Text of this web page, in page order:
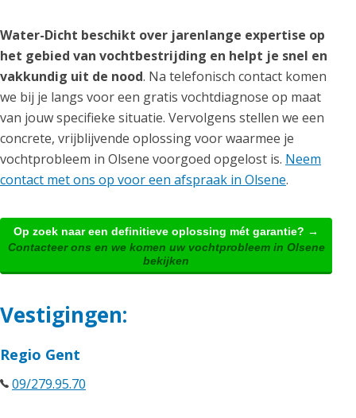
Water-Dicht beschikt over jarenlange expertise op
het gebied van vochtbestrijding en helpt je snel en
vakkundig uit de nood. Na telefonisch contact komen
we bij je langs voor een gratis vochtdiagnose op maat
van jouw specifieke situatie. Vervolgens stellen we een
concrete, vrijblijvende oplossing voor waarmee je
vochtprobleem in Olsene voorgoed opgelost is. Neem
contact met ons op voor een afspraak in Olsene.
Op zoek naar een definitieve oplossing mét garantie? →
Contacteer ons en we komen uw vochtprobleem in Olsene
bekijken
Vestigingen:
Regio Gent
09/279.95.70